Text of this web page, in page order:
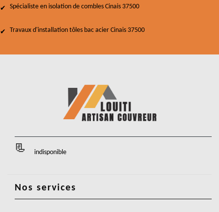
Spécialiste en isolation de combles Cinais 37500
Travaux d'installation tôles bac acier Cinais 37500
indisponible
Nos services